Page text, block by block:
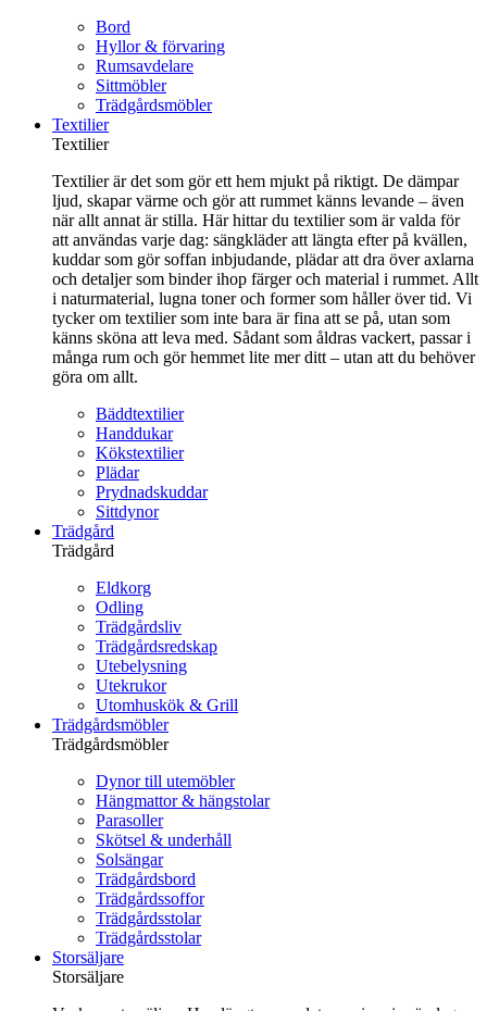
Bord
Hyllor & förvaring
Rumsavdelare
Sittmöbler
Trädgårdsmöbler
Textilier
Textilier
Textilier är det som gör ett hem mjukt på riktigt. De dämpar
ljud, skapar värme och gör att rummet känns levande – även
när allt annat är stilla. Här hittar du textilier som är valda för
att användas varje dag: sängkläder att längta efter på kvällen,
kuddar som gör soffan inbjudande, plädar att dra över axlarna
och detaljer som binder ihop färger och material i rummet. Allt
i naturmaterial, lugna toner och former som håller över tid. Vi
tycker om textilier som inte bara är fina att se på, utan som
känns sköna att leva med. Sådant som åldras vackert, passar i
många rum och gör hemmet lite mer ditt – utan att du behöver
göra om allt.
Bäddtextilier
Handdukar
Kökstextilier
Plädar
Prydnadskuddar
Sittdynor
Trädgård
Trädgård
Eldkorg
Odling
Trädgårdsliv
Trädgårdsredskap
Utebelysning
Utekrukor
Utomhuskök & Grill
Trädgårdsmöbler
Trädgårdsmöbler
Dynor till utemöbler
Hängmattor & hängstolar
Parasoller
Skötsel & underhåll
Solsängar
Trädgårdsbord
Trädgårdssoffor
Trädgårdsstolar
Trädgårdsstolar
Storsäljare
Storsäljare